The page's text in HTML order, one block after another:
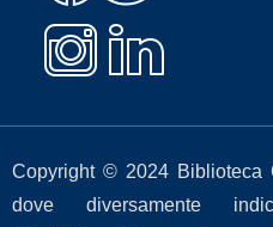
Copyright © 2024 Biblioteca
dove diversamente